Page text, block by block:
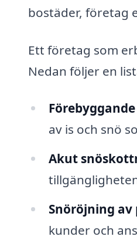
bostäder, företag
Ett företag som
Nedan följer en
av is och snö
Akut
Snöröjning
kunder och